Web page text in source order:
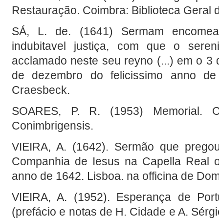
Restauração. Coimbra: Biblioteca Geral
SÁ, L. de. (1641) Sermam
indubitavel justiça, com que o
acclamado neste seu reyno (...) em o 3
de dezembro do felicissimo anno
Craesbeck.
SOARES, P. R. (1953) Memorial.
Conimbrigensis.
VIEIRA, A. (1642). Sermão que
Companhia de Iesus na Capella Real
anno de 1642. Lisboa. na officina de
VIEIRA, A. (1952). Esperança de
(prefácio e notas de H. Cidade e A.